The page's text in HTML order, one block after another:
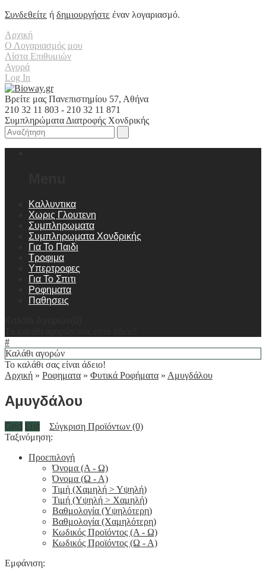
Συνδεθείτε ή δημιουργήστε έναν λογαριασμό.
Αρχική
Ο Λογαριασμός μου
Λίστα Επιθυμιών
Αγορά
Log In
Βρείτε μας Πανεπιστημίου 57, Αθήνα
210 32 11 803 - 210 32 11 871
Συμπληρώματα Διατροφής Χονδρικής
Καλλυντικα
Χωρις Γλουτενη
Συμπληρωματα
Συμπληρωματα Χονδρικής
Για Το Παιδι
Τροφιμα
Υπερτροφες
Για Το Σπιτι
Ροφηματα
Παθησεις
#
Καλάθι αγορών
Το καλάθι σας είναι άδειο!
Αρχική » Ροφηματα » Φυτικά Ροφήματα » Αμυγδάλου
Αμυγδάλου
Grid List
Σύγκριση Προϊόντων (0)
Ταξινόμηση:
Προεπιλογή
Όνομα (A - Ω)
Όνομα (Ω - Α)
Τιμή (Χαμηλή > Υψηλή)
Τιμή (Υψηλή > Χαμηλή)
Βαθμολογία (Υψηλότερη)
Βαθμολογία (Χαμηλότερη)
Κωδικός Προϊόντος (Α - Ω)
Κωδικός Προϊόντος (Ω - Α)
Εμφάνιση: